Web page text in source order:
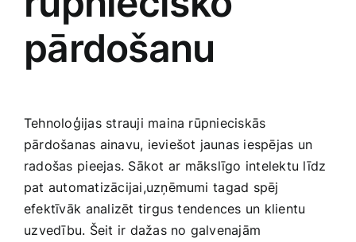
pārdošanu
Tehnoloģijas strauji maina rūpnieciskās
pārdošanas ainavu, ieviešot jaunas iespējas un
radošas⁣ pieejas. Sākot ⁤ar mākslīgo intelektu līdz
pat automatizācijai,uzņēmumi ⁣tagad spēj
efektīvāk⁣ analizēt tirgus tendences un klientu
⁣uzvedību. Šeit​ ir dažas no galvenajām ​